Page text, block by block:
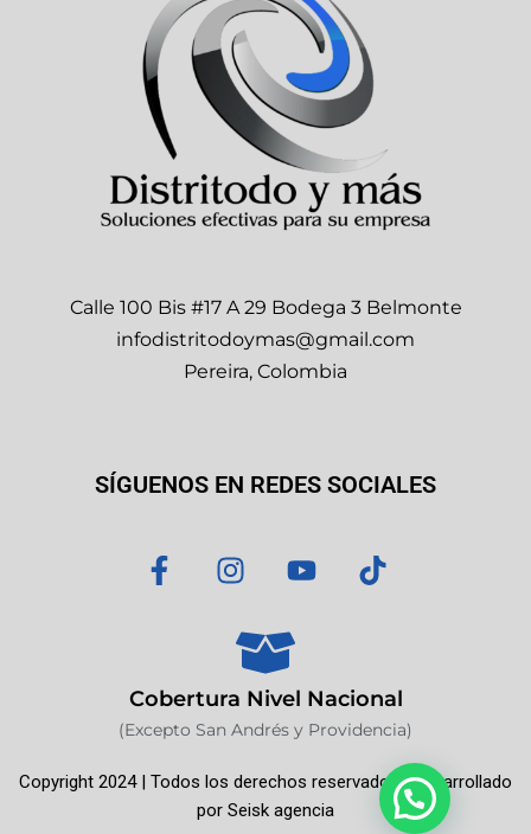
Calle 100 Bis #17 A 29 Bodega 3 Belmonte
infodistritodoymas@gmail.com
Pereira, Colombia
SÍGUENOS EN REDES SOCIALES
F
a
o
o
-
I
n
t
a
g
r
m
Y
o
b
e
T
i
k
Cobertura Nivel Nacional
(Excepto San Andrés y Providencia)
Copyright 2024 | Todos los derechos reservados | Desarrollado
por Seisk agencia